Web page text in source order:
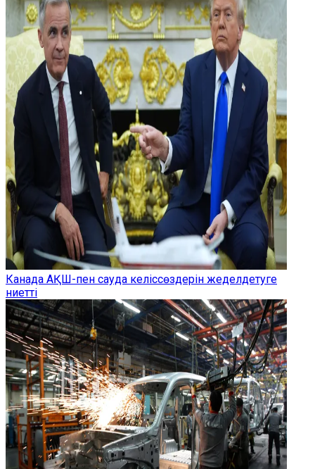
Канада АҚШ-пен сауда келіссөздерін жеделдетуге
ниетті